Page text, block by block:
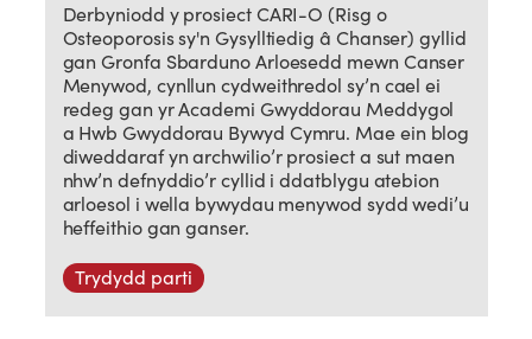
Derbyniodd y prosiect CARI-O (Risg o
Osteoporosis sy'n Gysylltiedig â Chanser) gyllid
gan Gronfa Sbarduno Arloesedd mewn Canser
Menywod, cynllun cydweithredol sy’n cael ei
redeg gan yr Academi Gwyddorau Meddygol
a Hwb Gwyddorau Bywyd Cymru. Mae ein blog
diweddaraf yn archwilio’r prosiect a sut maen
nhw’n defnyddio’r cyllid i ddatblygu atebion
arloesol i wella bywydau menywod sydd wedi’u
heffeithio gan ganser.
Trydydd parti